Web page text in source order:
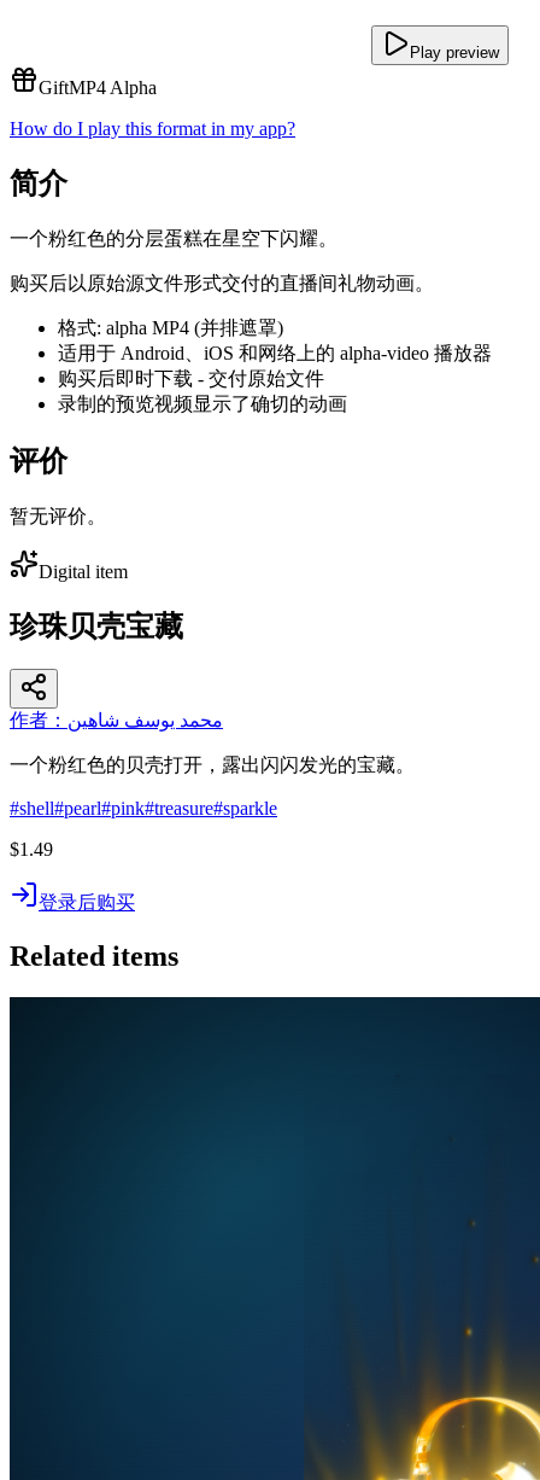
Play preview
GiftMP4 Alpha
How do I play this format in my app?
简介
一个粉红色的分层蛋糕在星空下闪耀。
购买后以原始源文件形式交付的直播间礼物动画。
格式: alpha MP4 (并排遮罩)
适用于 Android、iOS 和网络上的 alpha-video 播放器
购买后即时下载 - 交付原始文件
录制的预览视频显示了确切的动画
评价
暂无评价。
Digital item
珍珠贝壳宝藏
作者：محمد يوسف شاهين
一个粉红色的贝壳打开，露出闪闪发光的宝藏。
#shell#pearl#pink#treasure#sparkle
$1.49
登录后购买
Related items